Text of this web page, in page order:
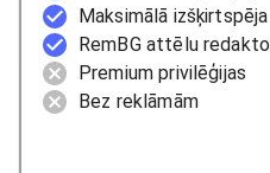
Maksimālā
RemBG attēlu
Premium privilēģijas
Bez reklāmām